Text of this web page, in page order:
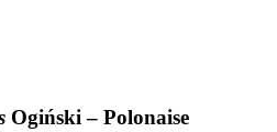
Ogiński – Polonaise